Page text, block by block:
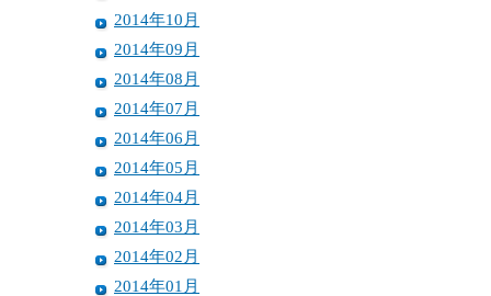
2014年10月
2014年09月
2014年08月
2014年07月
2014年06月
2014年05月
2014年04月
2014年03月
2014年02月
2014年01月